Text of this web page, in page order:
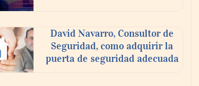
David Navarro, Consultor de
Seguridad, como adquirir la
puerta de seguridad adecuada